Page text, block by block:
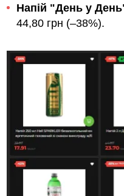
Напій "День у
44,80 грн (–38%).